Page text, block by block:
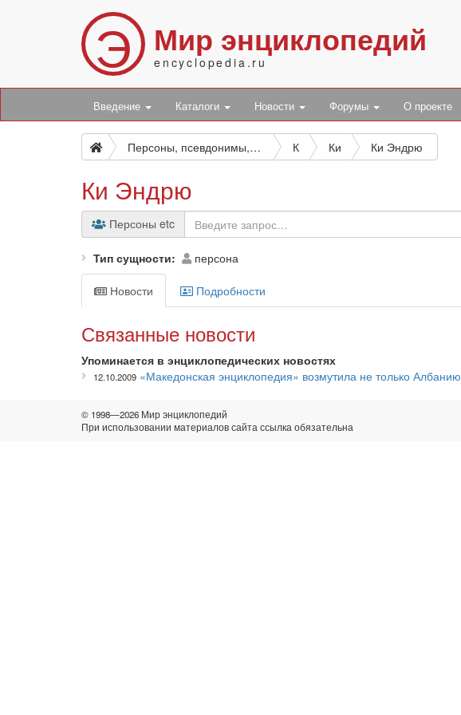
Э Мир энциклопедий
encyclopedia.ru
Введение Каталоги Новости Форумы О проекте
Персоны, псевдонимы, персонажи и боты К Ки Ки Эндрю
Ки Эндрю
Персоны etc
Тип сущности персона
Новости Подробности
Связанные новости
Упоминается в энциклопедических новостях
12.10.2009 «Македонская энциклопедия» возмутила не только Албанию
© 1998—2026 Мир энциклопедий
При использовании материалов сайта ссылка обязательна